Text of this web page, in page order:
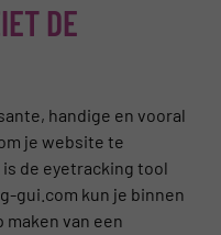
DE
handige en vooral
je website te
de eyetracking tool
gui.com kun je binnen
maken van een